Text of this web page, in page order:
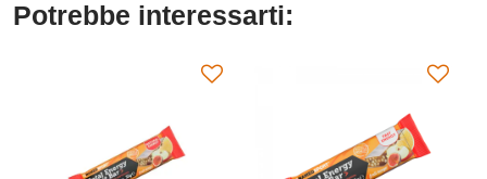
Potrebbe interessarti: